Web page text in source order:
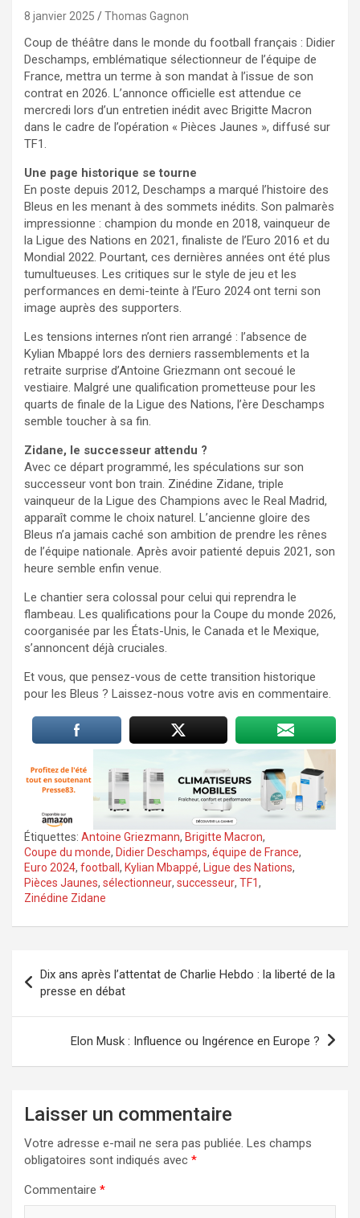
8 janvier 2025 Thomas Gagnon
Coup de théâtre dans le monde du football français : Didier
Deschamps, emblématique sélectionneur de l’équipe de
France, mettra un terme à son mandat à l’issue de son
contrat en 2026. L’annonce officielle est attendue ce
mercredi lors d’un entretien inédit avec Brigitte Macron
dans le cadre de l’opération « Pièces Jaunes », diffusé sur
TF1.
Une page historique se tourne
En poste depuis 2012, Deschamps a marqué l’histoire des
Bleus en les menant à des sommets inédits. Son palmarès
impressionne : champion du monde en 2018, vainqueur de
la Ligue des Nations en 2021, finaliste de l’Euro 2016 et du
Mondial 2022. Pourtant, ces dernières années ont été plus
tumultueuses. Les critiques sur le style de jeu et les
performances en demi-teinte à l’Euro 2024 ont terni son
image auprès des supporters.
Les tensions internes n’ont rien arrangé : l’absence de
Kylian Mbappé lors des derniers rassemblements et la
retraite surprise d’Antoine Griezmann ont secoué le
vestiaire. Malgré une qualification prometteuse pour les
quarts de finale de la Ligue des Nations, l’ère Deschamps
semble toucher à sa fin.
Zidane, le successeur attendu ?
Avec ce départ programmé, les spéculations sur son
successeur vont bon train. Zinédine Zidane, triple
vainqueur de la Ligue des Champions avec le Real Madrid,
apparaît comme le choix naturel. L’ancienne gloire des
Bleus n’a jamais caché son ambition de prendre les rênes
de l’équipe nationale. Après avoir patienté depuis 2021, son
heure semble enfin venue.
Le chantier sera colossal pour celui qui reprendra le
flambeau. Les qualifications pour la Coupe du monde 2026,
coorganisée par les États-Unis, le Canada et le Mexique,
s’annoncent déjà cruciales.
Et vous, que pensez-vous de cette transition historique
pour les Bleus ? Laissez-nous votre avis en commentaire.
Étiquettes: Antoine Griezmann, Brigitte Macron,
Coupe du monde, Didier Deschamps, équipe de France,
Euro 2024, football , Kylian Mbappé, Ligue des Nations,
Pièces Jaunes, sélectionneur, successeur, TF1,
Zinédine Zidane
de
l’article
Dix ans après l’attentat de Charlie Hebdo : la liberté de la
presse en débat
Elon Musk : Influence ou Ingérence en Europe ?
Laisser un commentaire
Votre adresse e-mail ne sera pas publiée. Les champs
obligatoires sont indiqués avec *
Commentaire *